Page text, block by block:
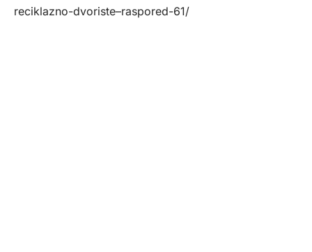
reciklazno-dvoriste–raspored-61/